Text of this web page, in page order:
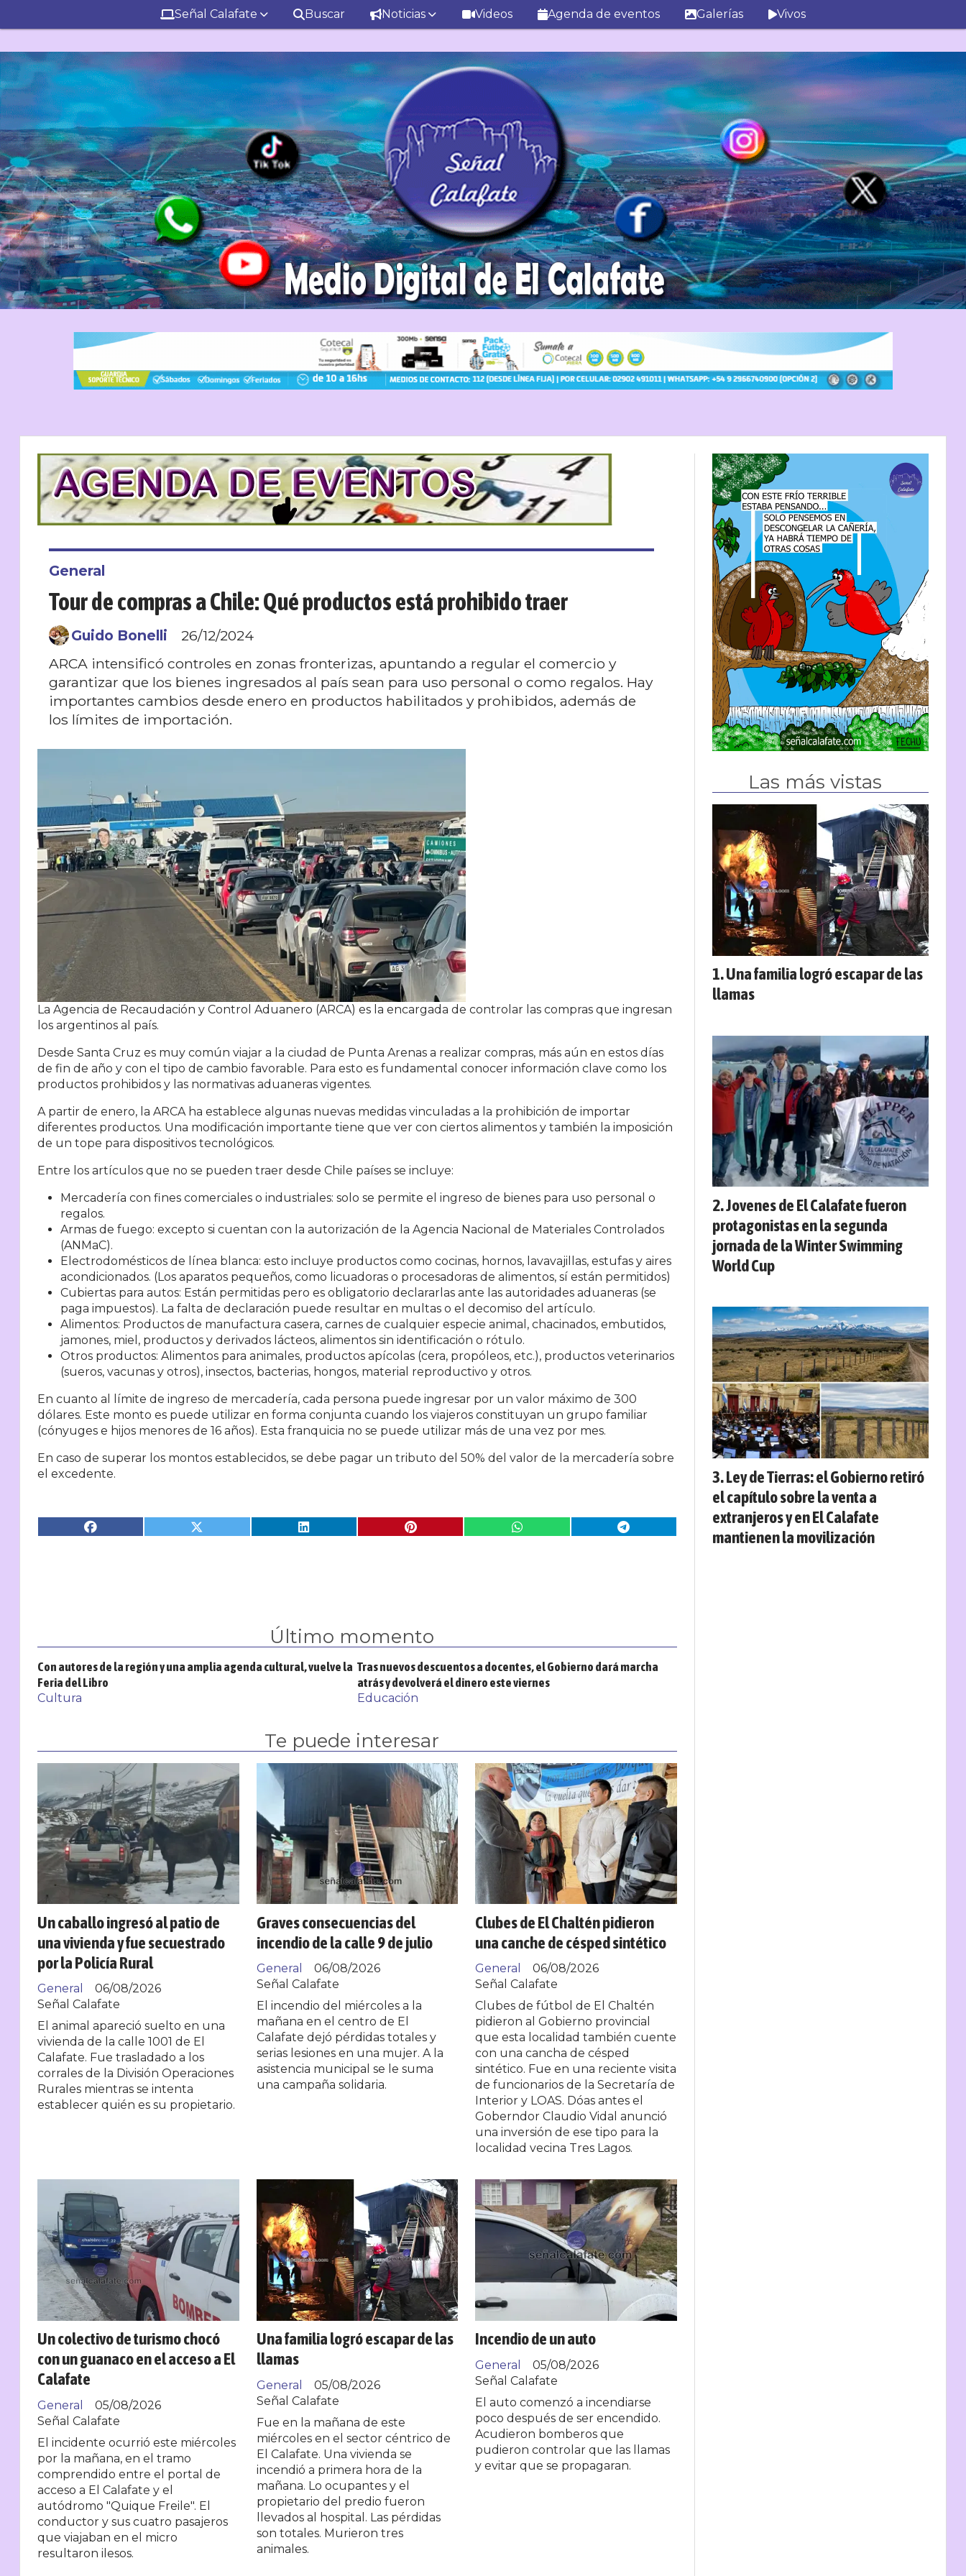
Señal Calafate Buscar Noticias Videos Agenda de eventos Galerías Vivos
Tour de compras a Chile: Qué productos está prohibido traer
ARCA intensificó controles en zonas fronterizas, apuntando a regular el comercio y
garantizar que los bienes ingresados al país sean para uso personal o como regalos. Hay
importantes cambios desde enero en productos habilitados y prohibidos, además de
los límites de importación.
General
26/12/2024
Guido Bonelli
La Agencia de Recaudación y Control Aduanero (ARCA) es la encargada de controlar las compras que ingresan
los argentinos al país.
Desde Santa Cruz es muy común viajar a la ciudad de Punta Arenas a realizar compras, más aún en estos días
de fin de año y con el tipo de cambio favorable. Para esto es fundamental conocer información clave como los
productos prohibidos y las normativas aduaneras vigentes.
A partir de enero, la ARCA ha establece algunas nuevas medidas vinculadas a la prohibición de importar
diferentes productos. Una modificación importante tiene que ver con ciertos alimentos y también la imposición
de un tope para dispositivos tecnológicos.
Entre los artículos que no se pueden traer desde Chile países se incluye:
Mercadería con fines comerciales o industriales: solo se permite el ingreso de bienes para uso personal o
regalos.
Armas de fuego: excepto si cuentan con la autorización de la Agencia Nacional de Materiales Controlados
(ANMaC).
Electrodomésticos de línea blanca: esto incluye productos como cocinas, hornos, lavavajillas, estufas y aires
acondicionados. (Los aparatos pequeños, como licuadoras o procesadoras de alimentos, sí están permitidos)
Cubiertas para autos: Están permitidas pero es obligatorio declararlas ante las autoridades aduaneras (se
paga impuestos). La falta de declaración puede resultar en multas o el decomiso del artículo.
Alimentos: Productos de manufactura casera, carnes de cualquier especie animal, chacinados, embutidos,
jamones, miel, productos y derivados lácteos, alimentos sin identificación o rótulo.
Otros productos: Alimentos para animales, productos apícolas (cera, propóleos, etc.), productos veterinarios
(sueros, vacunas y otros), insectos, bacterias, hongos, material reproductivo y otros.
En cuanto al límite de ingreso de mercadería, cada persona puede ingresar por un valor máximo de 300
dólares. Este monto es puede utilizar en forma conjunta cuando los viajeros constituyan un grupo familiar
(cónyuges e hijos menores de 16 años). Esta franquicia no se puede utilizar más de una vez por mes.
En caso de superar los montos establecidos, se debe pagar un tributo del 50% del valor de la mercadería sobre
el excedente.
Último momento
Con autores de la región y una amplia agenda cultural, vuelve la
Feria del Libro
Cultura
Tras nuevos descuentos a docentes, el Gobierno dará marcha
atrás y devolverá el dinero este viernes
Educación
Te puede interesar
Un caballo ingresó al patio de
una vivienda y fue secuestrado
por la Policía Rural
Señal Calafate
General 06/08/2026
El animal apareció suelto en una
vivienda de la calle 1001 de El
Calafate. Fue trasladado a los
corrales de la División Operaciones
Rurales mientras se intenta
establecer quién es su propietario.
Graves consecuencias del
incendio de la calle 9 de julio
Señal Calafate
General 06/08/2026
El incendio del miércoles a la
mañana en el centro de El
Calafate dejó pérdidas totales y
serias lesiones en una mujer. A la
asistencia municipal se le suma
una campaña solidaria.
Clubes de El Chaltén pidieron
una canche de césped sintético
Señal Calafate
General 06/08/2026
Clubes de fútbol de El Chaltén
pidieron al Gobierno provincial
que esta localidad también cuente
con una cancha de césped
sintético. Fue en una reciente visita
de funcionarios de la Secretaría de
Interior y LOAS. Dóas antes el
Goberndor Claudio Vidal anunció
una inversión de ese tipo para la
localidad vecina Tres Lagos.
Un colectivo de turismo chocó
con un guanaco en el acceso a El
Calafate
Señal Calafate
General 05/08/2026
El incidente ocurrió este miércoles
por la mañana, en el tramo
comprendido entre el portal de
acceso a El Calafate y el
autódromo "Quique Freile". El
conductor y sus cuatro pasajeros
que viajaban en el micro
resultaron ilesos.
Una familia logró escapar de las
llamas
Señal Calafate
General 05/08/2026
Fue en la mañana de este
miércoles en el sector céntrico de
El Calafate. Una vivienda se
incendió a primera hora de la
mañana. Lo ocupantes y el
propietario del predio fueron
llevados al hospital. Las pérdidas
son totales. Murieron tres
animales.
Incendio de un auto
Señal Calafate
General 05/08/2026
El auto comenzó a incendiarse
poco después de ser encendido.
Acudieron bomberos que
pudieron controlar que las llamas
y evitar que se propagaran.
Las más vistas
Una familia logró escapar de las
llamas
Jovenes de El Calafate fueron
protagonistas en la segunda
jornada de la Winter Swimming
World Cup
Ley de Tierras: el Gobierno retiró
el capítulo sobre la venta a
extranjeros y en El Calafate
mantienen la movilización